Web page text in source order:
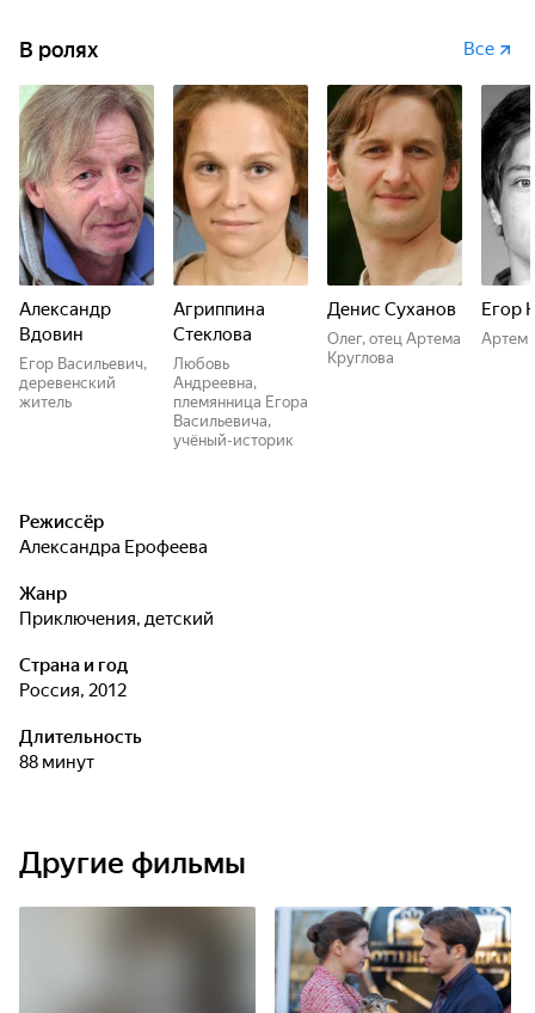
В ролях Все
Александр
Вдовин
Егор Васильевич,
деревенский
житель
Агриппина
Стеклова
Любовь
Андреевна,
племянница Егора
Васильевича,
учёный-историк
Денис Суханов
Олег, отец Артема
Круглова
Егор
Артем
Режиссёр
Александра Ерофеева
Жанр
приключения, детский
Страна и год
Россия, 2012
Длительность
88 минут
Другие фильмы